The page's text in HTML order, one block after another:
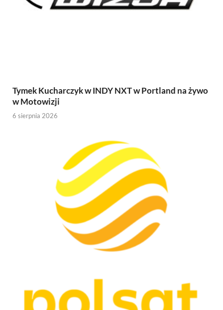
Tymek Kucharczyk w INDY NXT w Portland na żywo
w Motowizji
6 sierpnia 2026